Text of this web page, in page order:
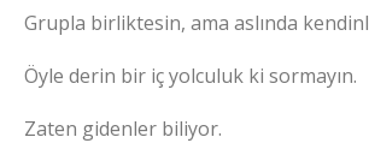
Grupla birliktesin, ama aslında
Öyle derin bir iç yolculuk ki sormayın.
Zaten gidenler biliyor.